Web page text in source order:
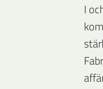
I